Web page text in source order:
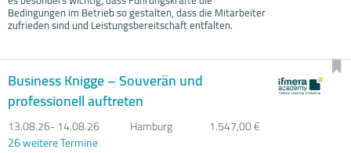
Bedingungen im Betrieb so gestalten, dass die Mitarbeiter
zufrieden sind und Leistungsbereitschaft entfalten.
Business Knigge – Souverän und
professionell auftreten
13.08.26- 14.08.26 Hamburg
1.547,00 €
26 weitere Termine